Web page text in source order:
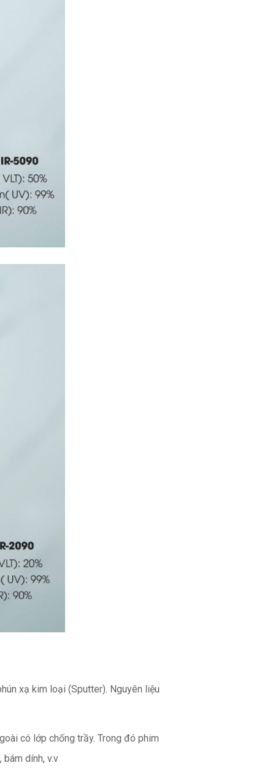
xạ kim loại (Sputter). Nguyên liệu
có lớp chống trầy. Trong đó phim
dính, v.v